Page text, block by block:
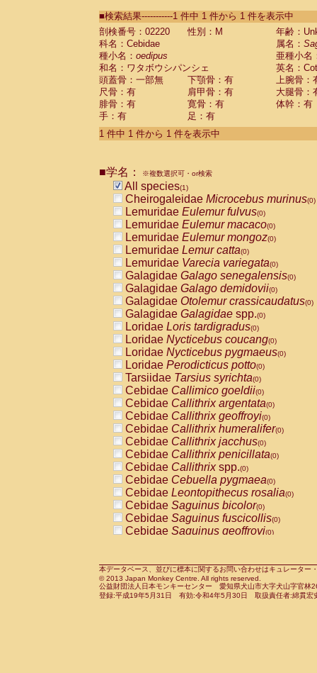
CebidaeSaguinus labiatus(0)
Cebidae Saguinus leucopus (0)
Cebidae
Cebidae
CebidaeSaguinus nigricollis (0)
Cebidae Saguinus oedipus
Cebidae Saguinus weddelli
Cebidae Saguinusspp.
Cebidae Aotus trivirgatus
Cebidae Cebus albifrons
CebidaeCebus nigrivittatus
CebidaeCebus
CebidaeSaimiri boliviensis(0)
CebidaeSaimiri sciureus(0)
AtelidaeAlouatta caraya(0)
AtelidaeAlouatta fusca(0)
AtelidaeAlouatta seniculus
AtelidaeAlouattaspp.(0)
AtelidaeAteles belzebuth(0)
AtelidaeAteles geoffroyi(0)
AtelidaeAteles paniscus(0)
AtelidaeAtelesspp.(0)
Atelidae Lagothrix lagothricha
AtelidaeLagothrix lagothricha cana
PitheciidaeCacajao calvus
PitheciidaeCallicebus cupreus
PitheciidaeCallicebus donacophilus
PitheciidaeCallicebus moloch
PitheciidaeCallicebus torquatus
PitheciidaeCallicebusspp.(0)
PitheciidaeChiropotes satanas(0)
PitheciidaePithecia monachus
PitheciidaePithecia pithecia(0)
CercopithecidaeCercocebus agilis
CercopithecidaeCercocebus
CercopithecidaeCercocebus
CercopithecidaeCercocebus
CercopithecidaeCercocebus
CercopithecidaeCercocebushybrid
CercopithecidaePapio anubis(0)
CercopithecidaePapio cynocephalus
CercopithecidaePapio hamadryas(0)
■検索結果-----------1 件中 1 件から 1 件を表示中
剖検番号：02220
性別：M
年齢：
科名：Cebidae
属名：
種小名： oedipus
亜種小名
和名：ワタボウシパンシェ
英名：
頭蓋骨：一部無
下顎骨：有
上腕骨：
尺骨：有
肩甲骨：有
大腿骨：
腓骨：有
寛骨：有
体幹：有
手：有
足：有
1 件中 1 件から 1 件を表示中
■学名： ※複数選択可・or検索
All species(1)
Cheirogaleidae Microcebus murinus(0)
Lemuridae Eulemur fulvus(0)
Lemuridae Eulemur macaco(0)
Lemuridae Eulemur mongoz(0)
Lemuridae Lemur catta(0)
Lemuridae Varecia variegata(0)
Galagidae Galago senegalensis(0)
Galagidae Galago demidovii(0)
Galagidae Otolemur crassicaudatus(0)
Galagidae Galagidae spp.(0)
Loridae Loris tardigradus(0)
Loridae Nycticebus coucang(0)
Loridae Nycticebus pygmaeus(0)
Loridae Perodicticus potto(0)
Tarsiidae Tarsius syrichta(0)
Cebidae Callimico goeldii(0)
Cebidae Callithrix argentata(0)
Cebidae Callithrix geoffroyi(0)
Cebidae Callithrix humeralifer(0)
Cebidae Callithrix jacchus(0)
Cebidae Callithrix penicillata(0)
Cebidae Callithrixspp.(0)
Cebidae Cebuella pygmaea(0)
Cebidae Leontopithecus rosalia(0)
Cebidae Saguinus bicolor(0)
Cebidae Saguinus fuscicollis(0)
Cebidae Saguinus geoffroyi(0)
CebidaeSaguinus leucopus(0)
CebidaeSaguinus midas(0)
Cebidae Saguinus mystax(0)
本データベース、並びに標本に関するお問い合わせはキュレータ
© 2013 Japan Monkey Centre. All rights reserved.
公益財団法人日本モンキーセンター 愛知県犬山市大字犬山字官
登録:平成19年5月31日 有効:令和4年5月30日 取扱責任者:綿貫宏